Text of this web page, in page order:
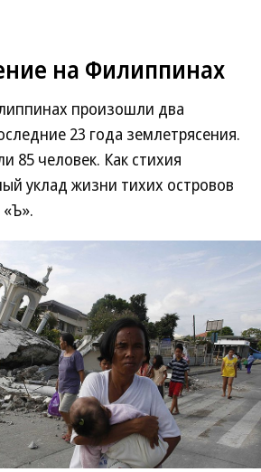
на Филиппинах
произошли два
23 года землетрясения.
85 человек. Как стихия
уклад жизни тихих островов